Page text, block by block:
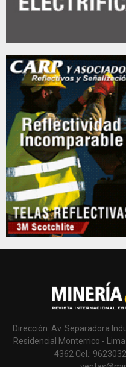
Dirección: Av. Separadora
Residencial Monterrico -
4362 Cel.: